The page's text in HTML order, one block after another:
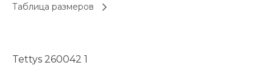
Таблица размеров
Tettys 260042 1